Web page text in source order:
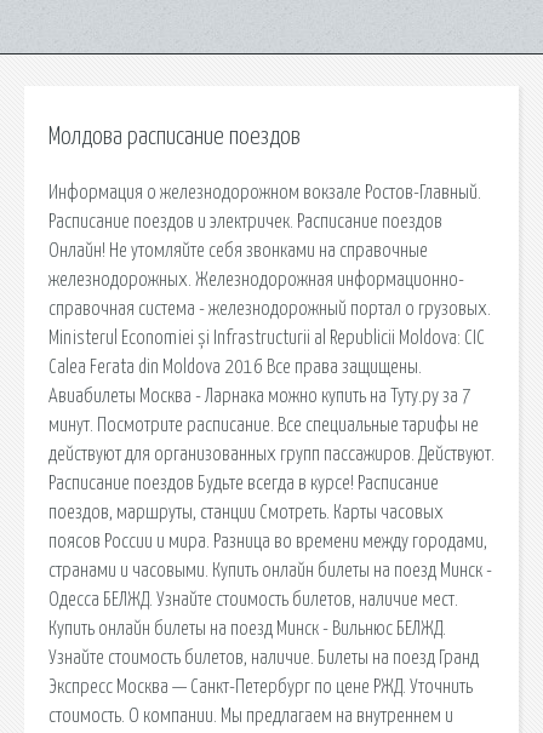
Молдова расписание поездов
Информация о железнодорожном вокзале Ростов-Главный.
Расписание поездов и электричек. Расписание поездов
Онлайн! Не утомляйте себя звонками на справочные
железнодорожных. Железнодорожная информационно-
справочная система - железнодорожный портал о грузовых.
Ministerul Economiei și Infrastructurii al Republicii Moldova: CIC
Calea Ferata din Moldova 2016 Все права защищены.
Авиабилеты Москва - Ларнака можно купить на Туту.ру за 7
минут. Посмотрите расписание. Все специальные тарифы не
действуют для организованных групп пассажиров. Действуют.
Расписание поездов Будьте всегда в курсе! Расписание
поездов, маршруты, станции Смотреть. Карты часовых
поясов России и мира. Разница во времени между городами,
странами и часовыми. Купить онлайн билеты на поезд Минск -
Одесса БЕЛЖД. Узнайте стоимость билетов, наличие мест.
Купить онлайн билеты на поезд Минск - Вильнюс БЕЛЖД.
Узнайте стоимость билетов, наличие. Билеты на поезд Гранд
Экспресс Москва — Санкт-Петербург по цене РЖД. Уточнить
стоимость. О компании. Мы предлагаем на внутреннем и